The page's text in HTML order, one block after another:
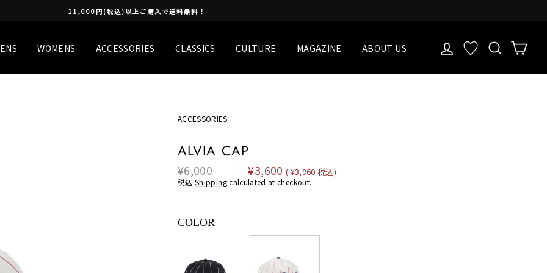
11,000円(税込)以上ご購入で送料無料！
WOMENS ACCESSORIES CLASSICS CULTURE MAGAZINE ABOUT US LOG IN お気に入り一覧
検索
ACCESSORIES /
ALVIA CAP
Regular
price
¥6,000
Sale
price
¥3,600 ( ¥3,960 税込)
税込Shippingcalculated at checkout.
COLOR